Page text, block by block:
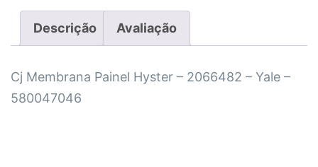
Descrição Avaliação
Cj Membrana Painel Hyster – 2066482 – Yale –
580047046